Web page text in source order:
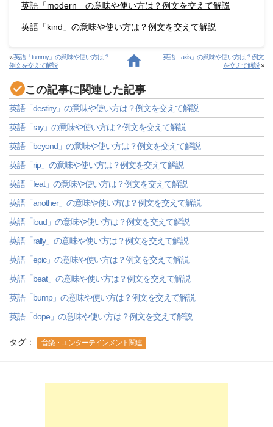
英語「modern」の意味や使い方は？例文を交えて解説
英語「kind」の意味や使い方は？例文を交えて解説
«英語「tummy」の意味や使い方は？
例文を交えて解説
英語「axis」の意味や使い方は？例文
を交えて解説»
この記事に関連した記事
英語「destiny」の意味や使い方は？例文を交えて解説
英語「ray」の意味や使い方は？例文を交えて解説
英語「beyond」の意味や使い方は？例文を交えて解説
英語「rip」の意味や使い方は？例文を交えて解説
英語「feat」の意味や使い方は？例文を交えて解説
英語「another」の意味や使い方は？例文を交えて解説
英語「loud」の意味や使い方は？例文を交えて解説
英語「rally」の意味や使い方は？例文を交えて解説
英語「epic」の意味や使い方は？例文を交えて解説
英語「beat」の意味や使い方は？例文を交えて解説
英語「bump」の意味や使い方は？例文を交えて解説
英語「dope」の意味や使い方は？例文を交えて解説
タグ： 音楽・エンターテインメント関連